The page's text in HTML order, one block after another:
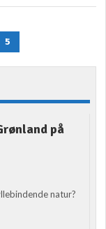
5
på
natur?